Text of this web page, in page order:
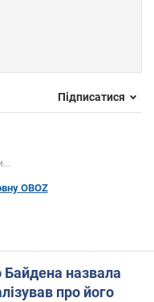
Підписатися
OBOZ
назвала
про його